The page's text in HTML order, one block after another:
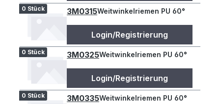
0 Stück 3M0315Weitwinkelriemen PU 60°
Login/Registrierung
0 Stück 3M0325Weitwinkelriemen PU 60°
Login/Registrierung
0 Stück 3M0335Weitwinkelriemen PU 60°